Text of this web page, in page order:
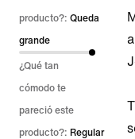
3
de
5
producto?: Queda
grande
¿Qué tan
cómodo te
pareció este
producto?: Regular